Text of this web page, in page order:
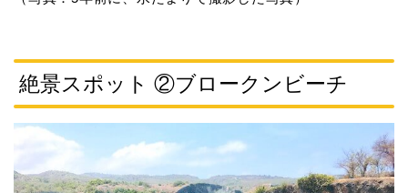
絶景スポット ②ブロークンビーチ